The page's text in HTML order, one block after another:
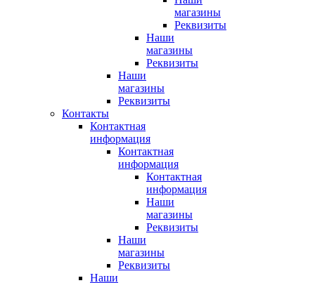
магазины
Реквизиты
Наши
магазины
Реквизиты
Наши
магазины
Реквизиты
Контакты
Контактная
информация
Контактная
информация
Контактная
информация
Наши
магазины
Реквизиты
Наши
магазины
Реквизиты
Наши